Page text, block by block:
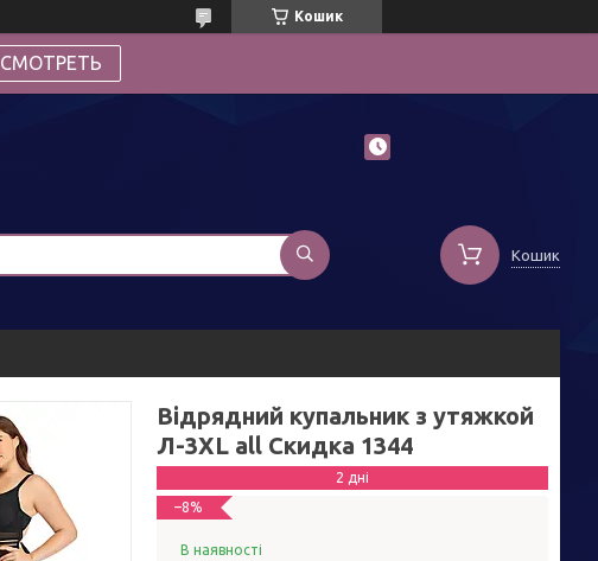
Кошик
СМОТРЕТЬ
Кошик
Відрядний купальник з утяжкой
Л-3ХL all Скидка 1344
2 дні
–8%
В наявності